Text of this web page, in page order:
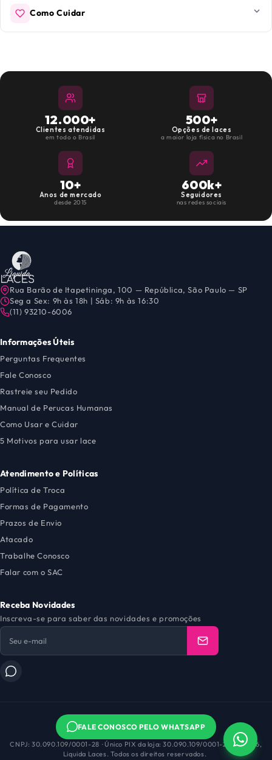
Como Cuidar
12.000+
Clientes atendidas
em todo o Brasil
500+
Opções de laces
a maior loja física no Brasil
10+
Anos de mercado
desde 2015
600k+
Seguidores
nas redes sociais
Rua Barão de Itapetininga, 100 — República, São Paulo — SP
Seg a Sex: 9h às 18h | Sáb: 9h às 16:30
(11) 93210-6006
Informações Úteis
Perguntas Frequentes
Fale Conosco
Rastreie seu Pedido
Manual de Perucas Humanas
Como Usar e Cuidar
5 Motivos para usar lace
Atendimento e Políticas
Política de Troca
Formas de Pagamento
Prazos de Envio
Atacado
Trabalhe Conosco
Falar com o SAC
Receba Novidades
Inscreva-se para saber das novidades e promoções
FALE CONOSCO PELO WHATSAPP
CNPJ: 30.090.109/0001-28 · Único PIX da loja: 30.090.109/0001-28
· © 2026,
Liquida Laces. Todos os direitos reservados.